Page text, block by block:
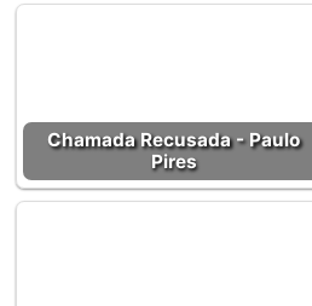
Chamada Recusada - Paulo
Pires